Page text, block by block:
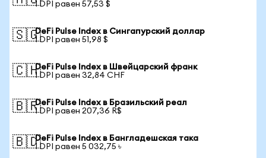
1 DPI равен 57,53 $
🇸🇬DeFi Pulse Index в Сингапурский доллар
1 DPI равен 51,98 $
🇨🇭DeFi Pulse Index в Швейцарский франк
1 DPI равен 32,84 CHF
🇧🇷DeFi Pulse Index в Бразильский реал
1 DPI равен 207,36 R$
🇧🇩DeFi Pulse Index в Бангладешская така
1 DPI равен 5 032,75 ৳